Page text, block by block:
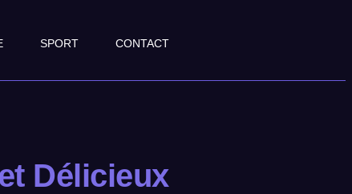
SPORT CONTACT
Délicieux